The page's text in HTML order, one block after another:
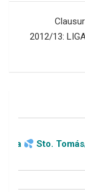
2012/13:
Tomás/ lu. a vi.